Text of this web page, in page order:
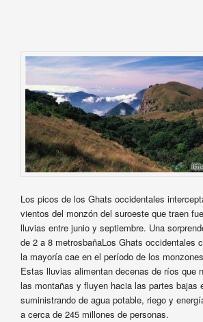
Los picos de los Ghats occidentales
vientos del monzón del suroeste que traen
lluvias entre junio y septiembre. Una
de 2 a 8 metrosbañaLos Ghats occidentales
la mayoría cae en el período de los
Estas lluvias alimentan decenas de ríos que
las montañas y fluyen hacia las partes bajas
suministrando de agua potable, riego y
a cerca de 245 millones de personas.